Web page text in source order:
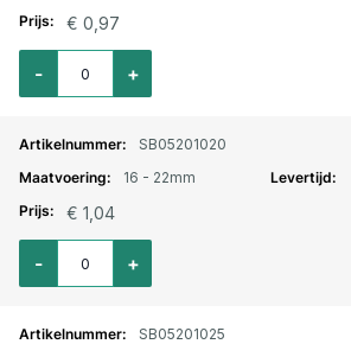
€ 0,97
Aantal voor Slangklem Jubilee verzinkt 13-20mm
+
-
SB05201020
16 - 22mm
€ 1,04
Aantal voor Slangklem Jubilee verzinkt 16-22mm
+
-
SB05201025